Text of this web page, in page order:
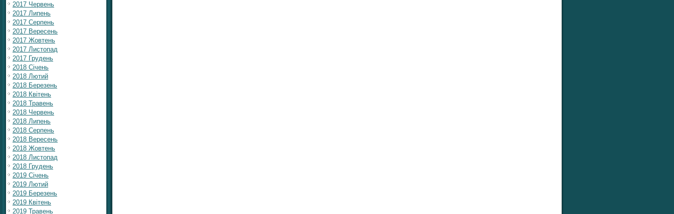
2017 Червень
2017 Липень
2017 Серпень
2017 Вересень
2017 Жовтень
2017 Листопад
2017 Грудень
2018 Січень
2018 Лютий
2018 Березень
2018 Квітень
2018 Травень
2018 Червень
2018 Липень
2018 Серпень
2018 Вересень
2018 Жовтень
2018 Листопад
2018 Грудень
2019 Січень
2019 Лютий
2019 Березень
2019 Квітень
2019 Травень